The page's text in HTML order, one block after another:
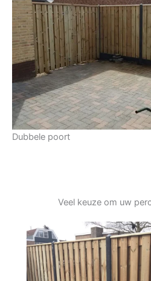
Dubbele poort
Veel keuze om uw